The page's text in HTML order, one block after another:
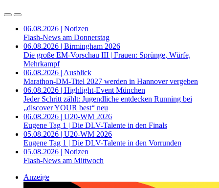
06.08.2026 | Notizen
Flash-News am Donnerstag
06.08.2026 | Birmingham 2026
Die große EM-Vorschau III | Frauen: Sprünge, Würfe,
Mehrkampf
06.08.2026 | Ausblick
Marathon-DM-Titel 2027 werden in Hannover vergeben
06.08.2026 | Highlight-Event München
Jeder Schritt zählt: Jugendliche entdecken Running bei
„discover YOUR best“ neu
06.08.2026 | U20-WM 2026
Eugene Tag 1 | Die DLV-Talente in den Finals
05.08.2026 | U20-WM 2026
Eugene Tag 1 | Die DLV-Talente in den Vorrunden
05.08.2026 | Notizen
Flash-News am Mittwoch
Anzeige